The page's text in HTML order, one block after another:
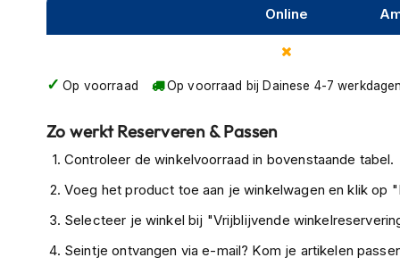
Doorwaai
motorjassen
Leren
motorjassen
Textiele
Online
Op voorraad Op voorraad bij Dainese 4-7 werkdagen
Zo werkt Reserveren & Passen
Controleer de winkelvoorraad in bovenstaande tabel.
Voeg het product toe aan je winkelwagen en klik op
Selecteer je winkel bij "Vrijblijvende
Seintje ontvangen via e-mail? Kom je artikelen